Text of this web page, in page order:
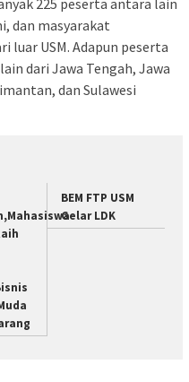
dan masyarakat
luar USM. Adapun peserta
dari Jawa Tengah, Jawa
dan Sulawesi
BEM FTP USM
Gelar LDK